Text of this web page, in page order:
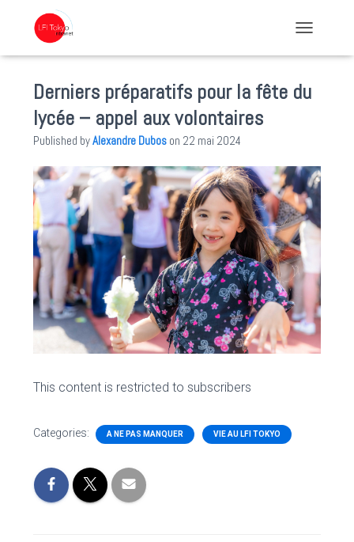
Derniers préparatifs pour la fête du
lycée – appel aux volontaires
Published byAlexandre Dubos on 22 mai 2024
This content is restricted to subscribers
Categories: A NE PAS MANQUER VIE AU LFI TOKYO